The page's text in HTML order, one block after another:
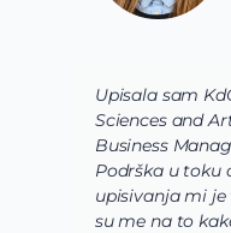
Upisala sam
Sciences and
Business
Podrška u toku
upisivanja mi
su me na to